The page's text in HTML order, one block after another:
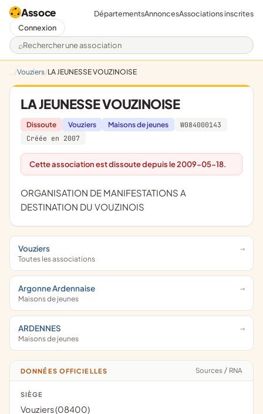
Assoce
Rechercher une association
DépartementsAnnoncesAssociations inscrites
Connexion
Vouziers LA JEUNESSE VOUZINOISE
LA JEUNESSE VOUZINOISE
Dissoute Vouziers Maisons de jeunes
W084000143
Créée en 2007
Cette association est dissoute depuis le 2009-05-18.
ORGANISATION DE MANIFESTATIONS A
DESTINATION DU VOUZINOIS
Vouziers
Toutes les associations
Argonne Ardennaise
Maisons de jeunes
ARDENNES
Maisons de jeunes
DONNÉES OFFICIELLES Sources / RNA
SIÈGE
Vouziers (08400)